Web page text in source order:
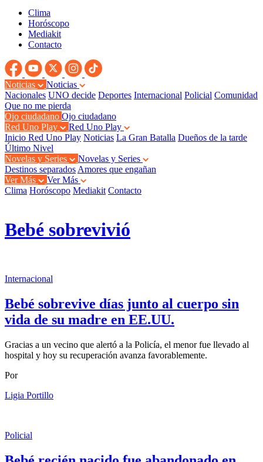
Clima
Horóscopo
Mediakit
Contacto
Noticias
Noticias
Nacionales UNO decide Deportes Internacional Policial Comunidad
Que no me pierda
Ojo ciudadano Ojo ciudadano
Red Uno Play
Red Uno Play
Inicio Red Uno Play Noticias La Gran Batalla Dueños de la tarde
Último Nivel
Novelas y Series
Novelas y Series
Destinos separados Amores que engañan
Ver Más
Ver Más
Clima Horóscopo Mediakit Contacto
Bebé sobrevivió
Internacional
Bebé sobrevive días junto al cuerpo sin
vida de su madre en EE.UU.
Gracias a un vecino que alertó a la Policía, el menor fue llevado al
hospital y hoy su recuperación avanza favorablemente.
Por
Ligia Portillo
Policial